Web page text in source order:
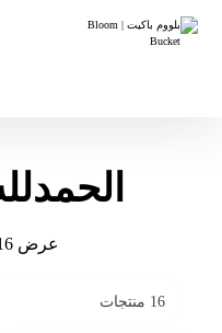
عرض ⁦16⁩ من كل النتائج